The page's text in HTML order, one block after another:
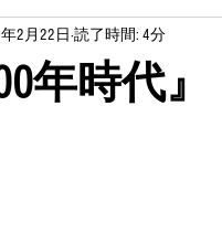
年時代』
2月22日 読了時間: 4分